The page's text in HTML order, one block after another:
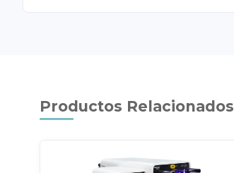
Productos Relacionados